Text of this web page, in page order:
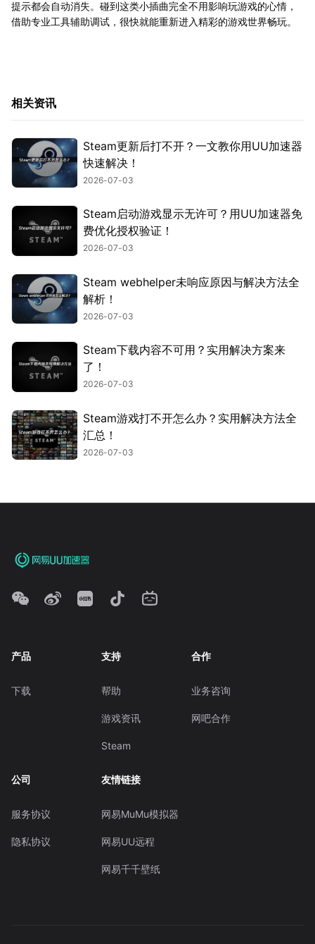
提示都会自动消失。碰到这类小插曲完全不用影响玩游戏的心情，
借助专业工具辅助调试，很快就能重新进入精彩的游戏世界畅玩。
相关资讯
Steam更新后打不开？一文教你用UU加速器
快速解决！
2026-07-03
Steam启动游戏显示无许可？用UU加速器免
费优化授权验证！
2026-07-03
Steam webhelper未响应原因与解决方法全
解析！
2026-07-03
Steam下载内容不可用？实用解决方案来
了！
2026-07-03
Steam游戏打不开怎么办？实用解决方法全
汇总！
2026-07-03
产品
下载
支持
帮助
游戏资讯
Steam
合作
业务咨询
网吧合作
公司
服务协议
隐私协议
友情链接
网易MuMu模拟器
网易UU远程
网易千千壁纸